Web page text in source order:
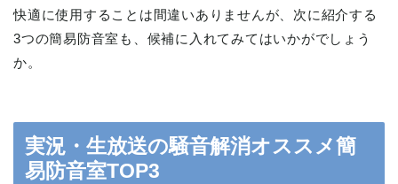
快適に使用することは間違いありませんが、次に紹介する
3つの簡易防音室も、候補に入れてみてはいかがでしょう
か。
実況・生放送の騒音解消オススメ簡
易防音室TOP3